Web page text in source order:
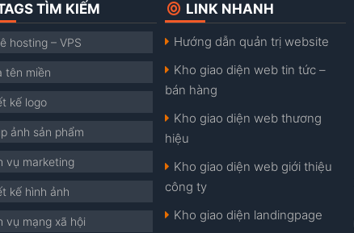
TÌM KIẾM
hosting – VPS
tên miền
kế logo
ảnh sản phẩm
vụ marketing
kế hình ảnh
vụ mạng xã hội
LINK NHANH
Hướng dẫn quản trị website
Kho giao diện web tin tức –
bán hàng
Kho giao diện web thương
hiệu
Kho giao diện web giới thiệu
công ty
Kho giao diện landingpage